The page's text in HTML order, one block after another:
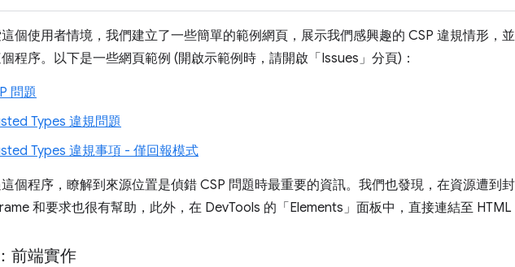
個使用者情境，我們建立了一些簡單的範例網頁，展示我們感興趣的 CSP 違規情形，
程序。以下是一些網頁範例 (開啟示範例時，請開啟「Issues」 分頁)：
問題
Types 違規問題
Types 違規事項 - 僅回報模式
個程序，瞭解到來源位置是偵錯 CSP 問題時最重要的資訊。我們也發現，在資源遭到
和要求也很有幫助，此外，在 DevTools 的「Elements」 面板中，直接連結至 HTML
前端實作